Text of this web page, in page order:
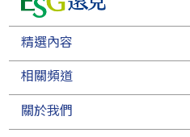
精選內容
相關頻道
關於我們